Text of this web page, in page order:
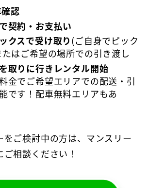
ンタカーとは
いて
いて
ター
ラン
ラス
認
契約・お支払い
クスで受け取り(ご自身でピック
はご希望の場所での引き渡し
取りに行きレンタル開始
金でご希望エリアでの配送・引
です！配車無料エリアもあ
をご検討中の方は、マンスリー
相談ください！